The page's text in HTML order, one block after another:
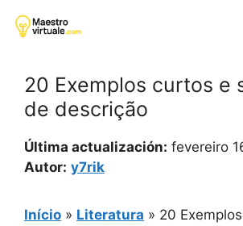
para
20 Exemplos curtos e
de descrição
Última actualización: fevereiro
Autor: y7rik
Início » Literatura » 20